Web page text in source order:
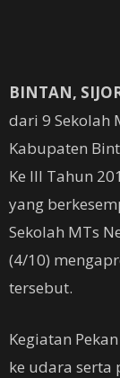
BINTAN,
dari 9 Sekolah
Kabupaten
Ke III Tahun
yang
Sekolah MTs
(4/10)
tersebut.
Kegiatan
ke udara serta